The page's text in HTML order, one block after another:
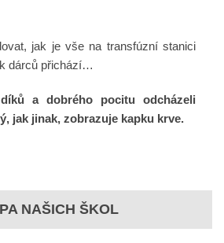
jak je vše na transfúzní stanici
dárců přichází…
a dobrého pocitu odcházeli
jak jinak, zobrazuje kapku krve.
NAŠICH ŠKOL